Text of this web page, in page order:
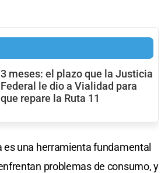
3 meses: el plazo que la Justicia
Federal le dio a Vialidad para
que repare la Ruta 11
es una herramienta fundamental
problemas de consumo, y